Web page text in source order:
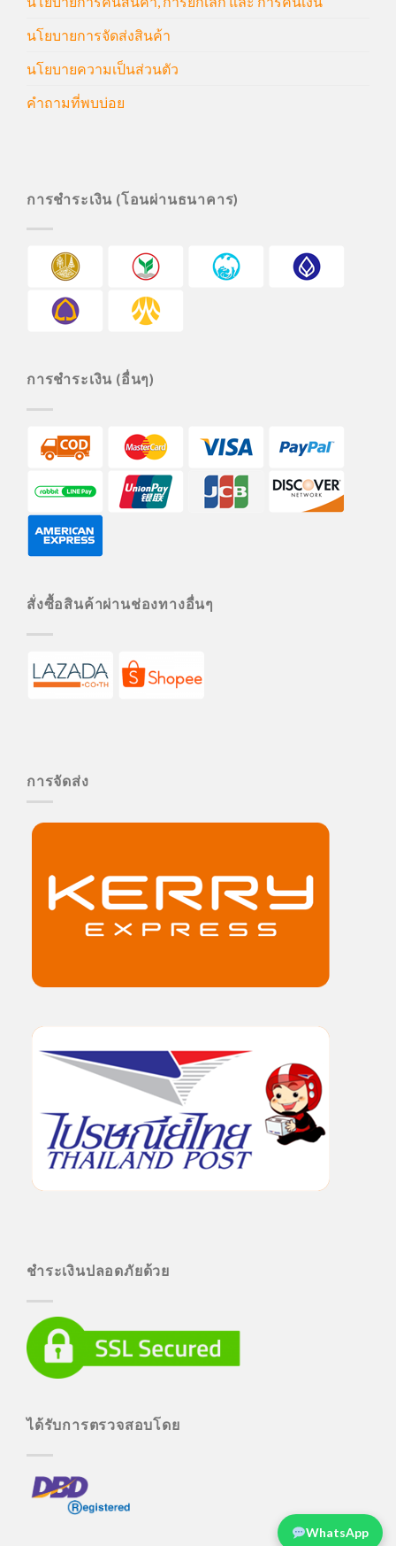
นโยบายการจัดส่งสินค้า
นโยบายความเป็นส่วนตัว
คำถามที่พบบ่อย
การชำระเงิน (โอนผ่านธนาคาร)
การชำระเงิน (อื่นๆ)
สั่งซื้อสินค้าผ่านช่องทางอื่นๆ
การจัดส่ง
ชำระเงินปลอดภัยด้วย
ได้รับการตรวจสอบโดย
WhatsApp